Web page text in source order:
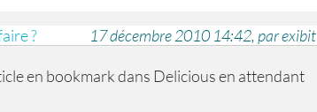
? 17 décembre 2010 14:42, par exibit
en bookmark dans Delicious en attendant